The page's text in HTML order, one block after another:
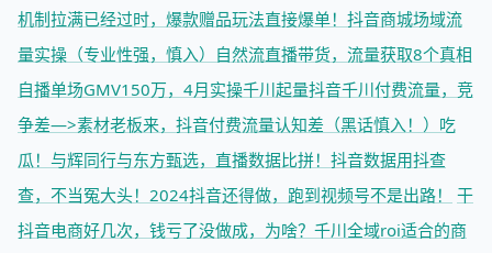
机制拉满已经过时，爆款赠品玩法直接爆单！ 抖音商城场域流
量实操（专业性强，慎入） 自然流直播带货，流量获取8个真相
自播单场GMV150万，4月实操千川起量抖音千川付费流量，竞
争差—>素材老板来，抖音付费流量认知差（黑话慎入！） 吃
瓜！与辉同行与东方甄选，直播数据比拼！ 抖音数据用抖查
查，不当冤大头！ 2024抖音还得做，跑到视频号不是出路！
干
抖音电商好几次，钱亏了没做成，为啥？ 千川全域roi适合的商